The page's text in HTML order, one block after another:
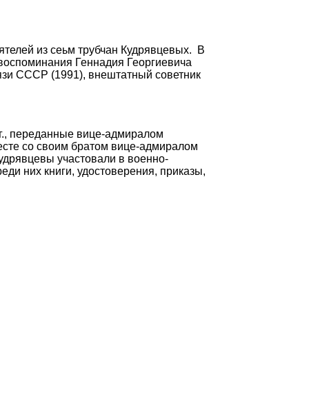
из сеьм трубчан Кудрявцевых. В
Геннадия Георгиевича
СССР (1991), внештатный советник
переданные вице-адмиралом
со своим братом вице-адмиралом
участовали в военно-
них книги, удостоверения, приказы,